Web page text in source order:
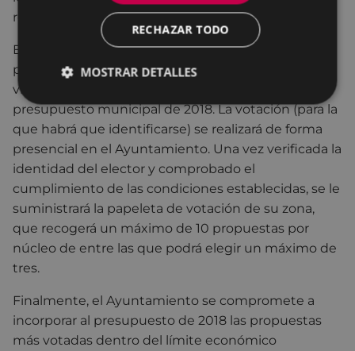
resultado de esta valoración se hará público.
En la siguiente fase, la ciudadanía votará las
propuestas (aquellas que se ha decidido que son
viable) para decidir cuáles se incorporan al
presupuesto municipal de 2018. La votación (para la
que habrá que identificarse) se realizará de forma
presencial en el Ayuntamiento. Una vez verificada la
identidad del elector y comprobado el
cumplimiento de las condiciones establecidas, se le
suministrará la papeleta de votación de su zona,
que recogerá un máximo de 10 propuestas por
núcleo de entre las que podrá elegir un máximo de
tres.
Finalmente, el Ayuntamiento se compromete a
incorporar al presupuesto de 2018 las propuestas
más votadas dentro del límite económico
RECHAZAR TODO
MOSTRAR DETALLES